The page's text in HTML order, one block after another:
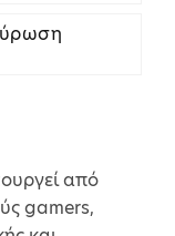
από
gamers,